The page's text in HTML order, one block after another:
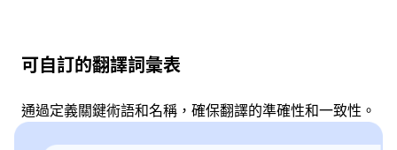
可自訂的翻譯詞彙表
通過定義關鍵術語和名稱，確保翻譯的準確性和一致性。